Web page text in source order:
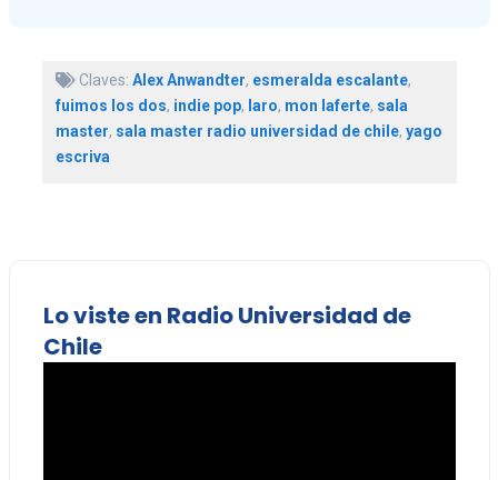
Claves: Alex Anwandter, esmeralda escalante,
fuimos los dos, indie pop, laro, mon laferte, sala
master, sala master radio universidad de chile, yago
escriva
Lo viste en Radio Universidad de
Chile